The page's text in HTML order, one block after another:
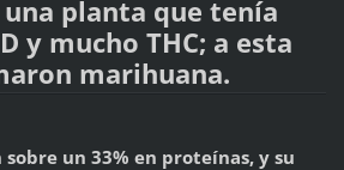
planta que tenía
y mucho THC; a esta
marihuana.
un 33% en proteínas, y su